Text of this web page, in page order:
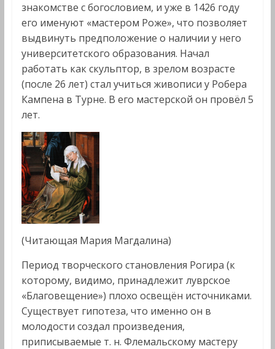
знакомстве с богословием, и уже в 1426 году
его именуют «мастером Роже», что позволяет
выдвинуть предположение о наличии у него
университетского образования. Начал
работать как скульптор, в зрелом возрасте
(после 26 лет) стал учиться живописи у Робера
Кампена в Турне. В его мастерской он провёл 5
лет.
(Читающая Мария Магдалина)
Период творческого становления Рогира (к
которому, видимо, принадлежит луврское
«Благовещение») плохо освещён источниками.
Существует гипотеза, что именно он в
молодости создал произведения,
приписываемые т. н. Флемальскому мастеру